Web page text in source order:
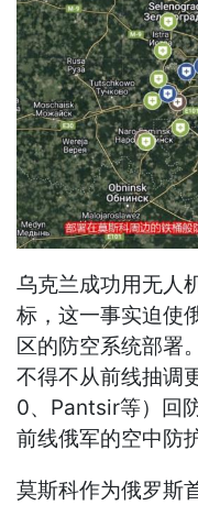
乌克兰成功用无人
标，这一事实迫使
区的防空系统部署
不得不从前线抽调
0、Pantsir等）回
前线俄军的空中防
莫斯科作为俄罗斯